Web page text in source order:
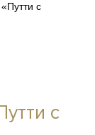
с
с